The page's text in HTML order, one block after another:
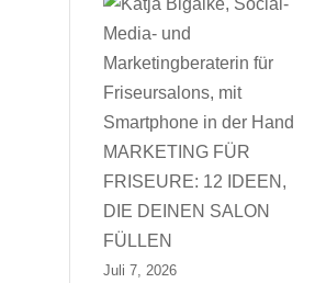
MARKETING FÜR
FRISEURE: 12 IDEEN,
DIE DEINEN SALON
FÜLLEN
Juli 7, 2026